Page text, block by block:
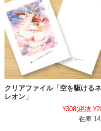
クリアファイル「空を駆ける
レオン」
¥308(税抜
在庫